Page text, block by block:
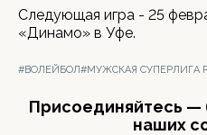
Следующая игра - 25
«Динамо» в Уфе.
#ВОЛЕЙБОЛ#МУЖСКАЯ СУПЕРЛИГА
Присоединяйтесь
наших